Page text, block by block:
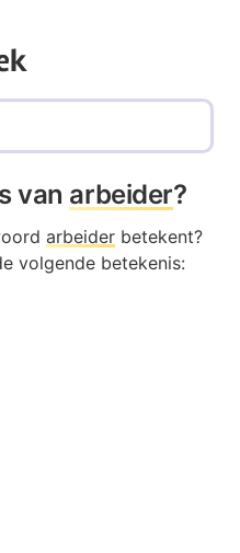
van arbeider?
arbeider betekent?
volgende betekenis: